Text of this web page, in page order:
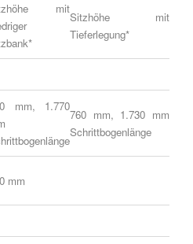
mit
Sitzhöhe mit
Tieferlegung*
mm, 1.770
760 mm, 1.730 mm
Schrittbogenlänge
mm